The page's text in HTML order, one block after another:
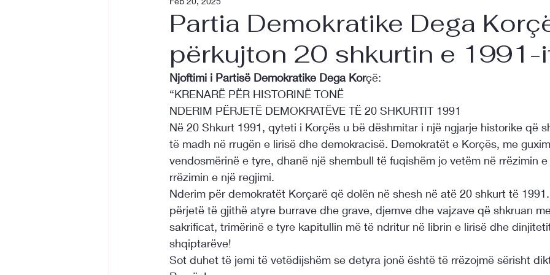
Partia Demokratike Dega
përkujton 20 shkurtin e 1991-
Njoftimi i Partisë Demokratike Dega Korçë:
“KRENARË PËR HISTORINË TONË
NDERIM PËRJETË DEMOKRATËVE TË 20 SHKURTIT 1991
Në 20 Shkurt 1991, qyteti i Korçës u bë dëshmitar i një ngjarje historike që
të madh në rrugën e lirisë dhe demokracisë. Demokratët e Korçës, me
vendosmërinë e tyre, dhanë një shembull të fuqishëm jo vetëm në rrëzimin
rrëzimin e një regjimi.
Nderim për demokratët Korçarë që dolën në shesh në atë 20 shkurt të
përjetë të gjithë atyre burrave dhe grave, djemve dhe vajzave që shkruan
sakrificat, trimërinë e tyre kapitullin më të ndritur në librin e lirisë dhe
shqiptarëve!
Sot duhet të jemi të vetëdijshëm se detyra jonë është të rrëzojmë sërisht